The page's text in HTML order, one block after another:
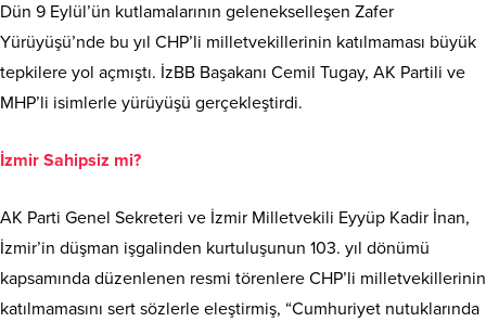
Dün 9 Eylül’ün kutlamalarının gelenekselleşen Zafer
Yürüyüşü’nde bu yıl CHP’li milletvekillerinin katılmaması büyük
tepkilere yol açmıştı. İzBB Başakanı Cemil Tugay, AK Partili ve
MHP’li isimlerle yürüyüşü gerçekleştirdi.
İzmir Sahipsiz mi?
AK Parti Genel Sekreteri ve İzmir Milletvekili Eyyüp Kadir İnan,
İzmir’in düşman işgalinden kurtuluşunun 103. yıl dönümü
kapsamında düzenlenen resmi törenlere CHP’li milletvekillerinin
katılmamasını sert sözlerle eleştirmiş, “Cumhuriyet nutuklarında